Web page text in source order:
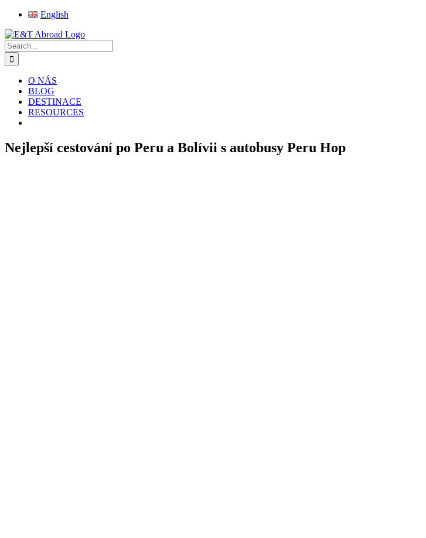
Skip
content
English
Facebook
Instagram
X
Pinterest
Rss
Search
for:
O NÁS
BLOG
DESTINACE
RESOURCES
Nejlepší cestování po Peru a Bolívii s autobusy Peru Hop